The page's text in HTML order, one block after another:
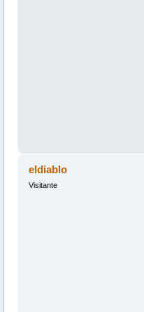
eldiablo
Visitante